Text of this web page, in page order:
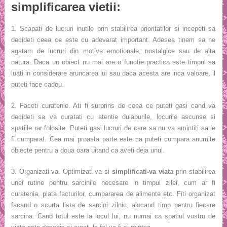
simplificarea vietii:
1. Scapati de lucruri inutile prin stabilirea prioritatilor si incepeti sa
decideti ceea ce este cu adevarat important. Adesea tinem sa ne
agatam de lucruri din motive emotionale, nostalgice sau de alta
natura. Daca un obiect nu mai are o functie practica este timpul sa
luati in considerare aruncarea lui sau daca acesta are inca valoare, il
puteti face cadou.
2. Faceti curatenie. Ati fi surprins de ceea ce puteti gasi cand va
decideti sa va curatati cu atentie dulapurile, locurile ascunse si
spatiile rar folosite. Puteti gasi lucruri de care sa nu va amintiti sa le
fi cumparat. Cea mai proasta parte este ca puteti cumpara anumite
obiecte pentru a doua oara uitand ca aveti deja unul.
3. Organizati-va. Optimizati-va sisimplificati-va viataprin stabilirea
unei rutine pentru sarcinile necesare in timpul zilei, cum ar fi
curatenia, plata facturilor, cumpararea de alimente etc. Fiti organizat
facand o scurta lista de sarcini zilnic, alocand timp pentru fiecare
sarcina. Cand totul este la locul lui, nu numai ca spatiul vostru de